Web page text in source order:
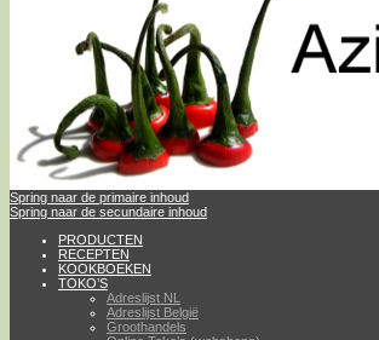
Spring naar de primaire inhoud
Spring naar de secundaire inhoud
PRODUCTEN
RECEPTEN
KOOKBOEKEN
TOKO’S
Adreslijst NL
Adreslijst België
Groothandels